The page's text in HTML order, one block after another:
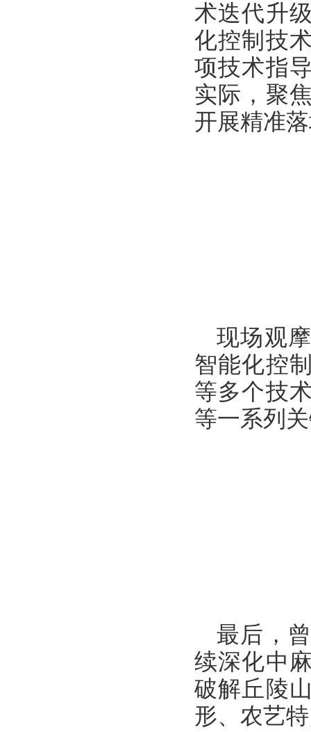
术迭代升
化控制技
项技术指
实际，聚
开展精准
现场观
智能化控
等多个技
等一系列
最后，
续深化中
破解丘陵
形、农艺